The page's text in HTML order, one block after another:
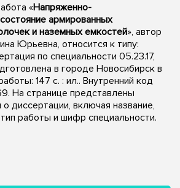
«Напряженно-
армированных
и наземных емкостей», автор
Юрьевна, относится к типу:
по специальности 05.23.17,
в городе Новосибирск в
147 с. : ил.. Внутренний код
На странице представлены
диссертации, включая название,
работы и шифр специальности.